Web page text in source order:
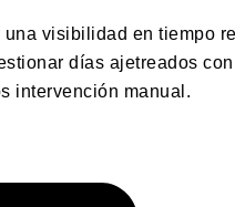
visibilidad en tiempo
días ajetreados
intervención manual.